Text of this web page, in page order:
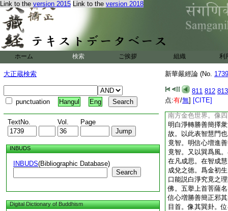
Link to the version 2015 Link to the version 2018
ホーム 検索 ご挨拶 組織 利
大正蔵検索
punctuation Hangul Eng
TextNo. Vol. Page
INBUDS
INBUDS(Bibliographic Database)
Search
Digital Dictionary of Buddhism
新華嚴經論 (No.
811 812 813
点:有/無] [CITE]
爲教也。爲教能簡
卦位在東南。爻辰
童蒙。爲明。巽爲
法之。辰巳之間爲
言説是衆善之門故
約略而言之。後有
義准深細故。二擧
色者。世界名金色
如胎故。以東方金
修至第六信位。明
生於已。以像之信
南方金色世界。像
明白淨轉勝善簡擇
故。以此表智慧門
竟智。明信心増進
竟智。又以巽爲風
在凡成思。在智成
成兌之徳。爲金初
口能説白淨究竟之
佛。五擧上首菩薩
信心増勝善簡正邪
目首。像其巽卦。